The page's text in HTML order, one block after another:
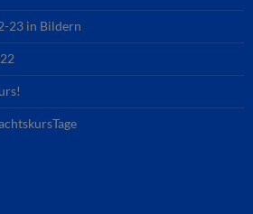
23 in Bildern